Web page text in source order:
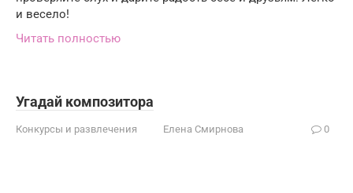
и весело!
Читать полностью
Угадай композитора
Конкурсы и развлечения Елена Смирнова 0